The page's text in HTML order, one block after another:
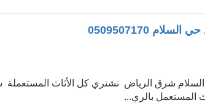
0509507170
شرق الرياض نشتري كل الأثاث المستعملة
المستعمل بالري...